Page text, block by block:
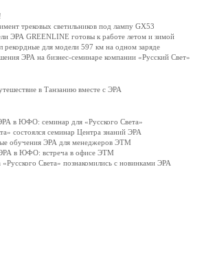
трековых светильников под лампу GX53
ЭРА GREENLINE готовы к работе летом и зимой
для модели 597 км на одном заряде
ЭРА на бизнес-семинаре компании «Русский Свет»
в Танзанию вместе с ЭРА
в ЮФО: семинар для «Русского Света»
состоялся семинар Центра знаний ЭРА
обучения ЭРА для менеджеров ЭТМ
в ЮФО: встреча в офисе ЭТМ
Света» познакомились с новинками ЭРА